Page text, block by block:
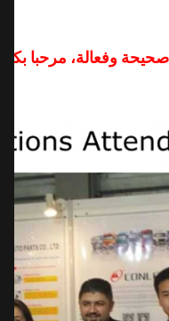
وفعالة، مرحبا بكم